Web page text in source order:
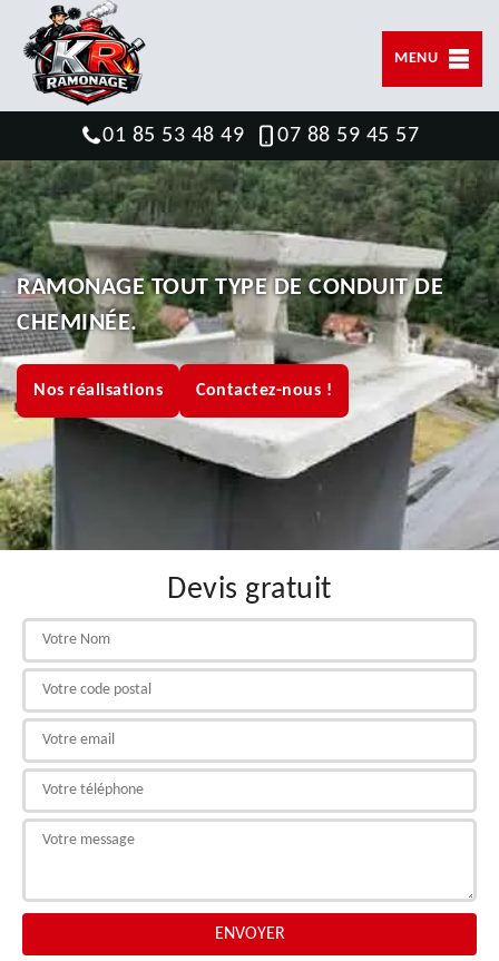
MENU
01 85 53 48 49 07 88 59 45 57
RAMONAGE TOUT TYPE DE CONDUIT DE
CHEMINÉE.
Nos réalisations Contactez-nous !
Devis gratuit